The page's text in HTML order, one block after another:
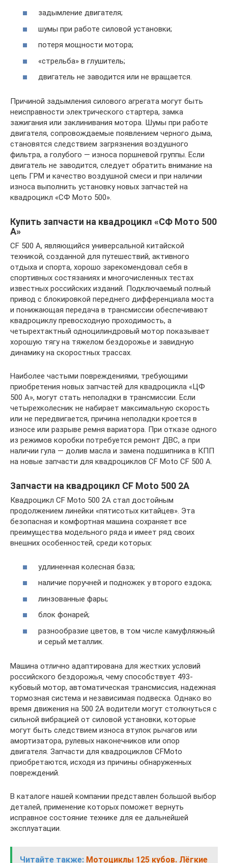
задымление двигателя;
шумы при работе силовой установки;
потеря мощности мотора;
«стрельба» в глушитель;
двигатель не заводится или не вращается.
Причиной задымления силового агрегата могут быть
неисправности электрического стартера, замка
зажигания или заклинивания мотора. Шумы при работе
двигателя, сопровождаемые появлением черного дыма,
становятся следствием загрязнения воздушного
фильтра, а голубого — износа поршневой группы. Если
двигатель не заводится, следует обратить внимание на
цепь ГРМ и качество воздушной смеси и при наличии
износа выполнить установку новых запчастей на
квадроцикл «СФ Мото 500».
Купить запчасти на квадроцикл «СФ Мото 500
А»
CF 500 A, являющийся универсальной китайской
техникой, созданной для путешествий, активного
отдыха и спорта, хорошо зарекомендовал себя в
спортивных состязаниях и многочисленных тестах
известных российских изданий. Подключаемый полный
привод с блокировкой переднего дифференциала моста
и понижающая передача в трансмиссии обеспечивают
квадроциклу превосходную проходимость, а
четырехтактный одноцилиндровый мотор показывает
хорошую тягу на тяжелом бездорожье и завидную
динамику на скоростных трассах.
Наиболее частыми повреждениями, требующими
приобретения новых запчастей для квадроцикла «ЦФ
500 А», могут стать неполадки в трансмиссии. Если
четырехколесник не набирает максимальную скорость
или не передвигается, причина неполадки кроется в
износе или разрыве ремня вариатора. При отказе одного
из режимов коробки потребуется ремонт ДВС, а при
наличии гула — долив масла и замена подшипника в КПП
на новые запчасти для квадроциклов CF Moto CF 500 A.
Запчасти на квадроцикл CF Moto 500 2A
Квадроцикл CF Moto 500 2A стал достойным
продолжением линейки «пятисотых китайцев». Эта
безопасная и комфортная машина сохраняет все
преимущества модельного ряда и имеет ряд своих
внешних особенностей, среди которых:
удлиненная колесная база;
наличие поручней и подножек у второго ездока;
линзованные фары;
блок фонарей;
разнообразие цветов, в том числе камуфляжный
и серый металлик.
Машина отлично адаптирована для жестких условий
российского бездорожья, чему способствует 493-
кубовый мотор, автоматическая трансмиссия, надежная
тормозная система и независимая подвеска. Однако во
время движения на 500 2A водители могут столкнуться с
сильной вибрацией от силовой установки, которые
могут быть следствием износа втулок рычагов или
амортизатора, рулевых наконечников или опор
двигателя. Запчасти для квадроциклов CFMoto
приобретаются, исходя из причины обнаруженных
повреждений.
В каталоге нашей компании представлен большой выбор
деталей, применение которых поможет вернуть
исправное состояние технике для ее дальнейшей
эксплуатации.
Читайте также: Мотоциклы 125 кубов. Лёгкие